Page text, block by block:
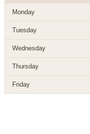
Monday
Tuesday
Wednesday
Thursday
Friday